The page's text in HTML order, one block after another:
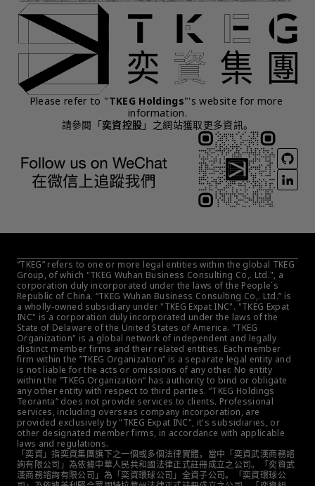
Please refer to "TKEG Holdings"'s website for more
information.
請參閱「奕資控股 」之網站獲取更多資訊。
“TKEG” refers to one or more legal entities within the global TKEG
Group, of which "TKEG Wuhan Business Consulting Co,. Ltd.", a
corporation duly incorporated under the laws of the People´s
Republic of China. “TKEG Wuhan Business Consulting Co,. Ltd.” is
a wholly-owned subsidiary under "TKEG Expat INC". "TKEG Expat
INC" is a corporation duly incorporated under the laws of the
State of Delaware of the United States of America. "TKEG
Organization" is a global network of independent and legally
distinct member firms and their related entities. Each member
firm within the ”TKEG Organization“ is a separate legal entity and
is not liable for the acts or omissions of any other. No entity
within the ”TKEG Organization“ has authority to bind or obligate
any other entity with respect to third parties. ”TKEG Holdings
Teoranta“ does not provide services to clients. Professional
services, including overseas company incorporation, are
provided exclusively by "TKEG Expat INC", it's subsidiaries, or
other designated member firms, in accordance with applicable
laws and regulations.
「奕資」指奕資集團旗下之一個或多個法律實體，當中「奕資武漢商務諮
詢有限公司」為依據中華人民共和國法律正式註冊成立之公司。「奕資武
漢商務諮詢有限公司」為「奕資環球公司」全資子公司。「奕資環球公